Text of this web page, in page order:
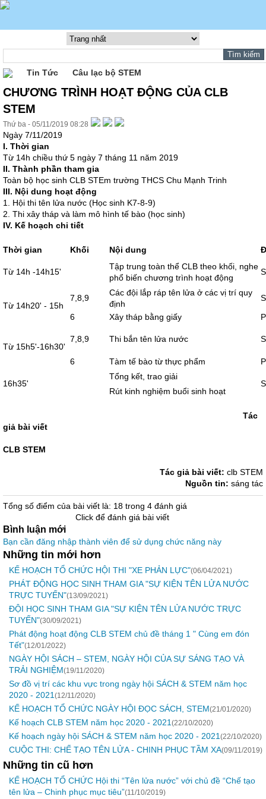
Tin Tức Câu lạc bộ STEM
CHƯƠNG TRÌNH HOẠT ĐỘNG CỦA CLB
STEM
Thứ ba - 05/11/2019 08:28
Ngày 7/11/2019
I. Thời gian
Từ 14h chiều thứ 5 ngày 7 tháng 11 năm 2019
II. Thành phần tham gia
Toàn bộ học sinh CLB STEm trường THCS Chu Mạnh Trinh
III. Nội dung hoạt động
1. Hội thi tên lửa nước (Học sinh K7-8-9)
2. Thi xây tháp và làm mô hình tế bào (học sinh)
IV. Kế hoạch chi tiết
Thời gian Khối Nội dung
Từ 14h -14h15'
Tập trung toàn thể CLB theo khối, nghe
phổ biến chương trình hoạt động
Từ 14h20' - 15h
7,8,9
Các đội lắp ráp tên lửa ở các vị trí quy
định
6
Xây tháp bằng giấy
Từ 15h5'-16h30'
7,8,9 Thi bắn tên lửa nước
6 Tàm tế bào từ thực phẩm
16h35'
Tổng kết, trao giải
Rút kinh nghiệm buổi sinh hoạt
Tác
giả bài viết
CLB STEM
Tác giả bài viết: clb STEM
Nguồn tin: sáng tác
Tổng số điểm của bài viết là: 18 trong 4 đánh giá
Click để đánh giá bài viết
Bình luận mới
Bạn cần đăng nhập thành viên để sử dụng chức năng này
Những tin mới hơn
KẾ HOẠCH TỔ CHỨC HỘI THI "XE PHẢN LỰC"(06/04/2021)
PHÁT ĐỘNG HỌC SINH THAM GIA "SỰ KIỆN TÊN LỬA NƯỚC
TRỰC TUYẾN"(13/09/2021)
ĐỘI HỌC SINH THAM GIA "SỰ KIỆN TÊN LỬA NƯỚC TRỰC
TUYẾN"(30/09/2021)
Phát động hoạt động CLB STEM chủ đề tháng 1 " Cùng em đón
Tết"(12/01/2022)
NGÀY HỘI SÁCH – STEM, NGÀY HỘI CỦA SỰ SÁNG TẠO VÀ
TRẢI NGHIỆM(19/11/2020)
Sơ đồ vị trí các khu vực trong ngày hội SÁCH & STEM năm học
2020 - 2021 (12/11/2020)
KẾ HOẠCH TỔ CHỨC NGÀY HỘI ĐỌC SÁCH, STEM(21/01/2020)
Kế hoạch CLB STEM năm học 2020 - 2021 (22/10/2020)
Kế hoạch ngày hội SÁCH & STEM năm học 2020 - 2021 (22/10/2020)
CUỘC THI: CHẾ TẠO TÊN LỬA - CHINH PHỤC TẦM XA(09/11/2019)
Những tin cũ hơn
KẾ HOẠCH TỔ CHỨC Hội thi “Tên lửa nước” với chủ đề “Chế tạo
tên lửa – Chinh phục mục tiêu”(11/10/2019)